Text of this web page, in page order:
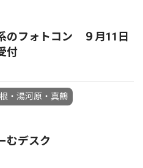
のフォトコン ９月11日
付
・湯河原・真鶴
むデスク